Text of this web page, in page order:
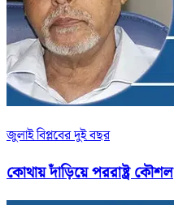
জুলাই বিপ্লবের দুই বছর
কোথায় দাঁড়িয়ে পররাষ্ট্র কৌশল